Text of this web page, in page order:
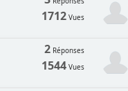
1712Vues
2Réponses
1544Vues